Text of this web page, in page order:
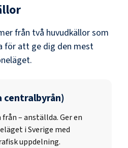
från två huvudkällor som
för att ge dig den mest
centralbyrån)
från–anställda. Ger en
i Sverige med
uppdelning.